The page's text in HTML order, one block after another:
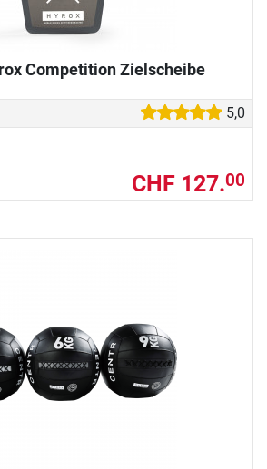
Competition Zielscheibe
5,0
CHF 127.00